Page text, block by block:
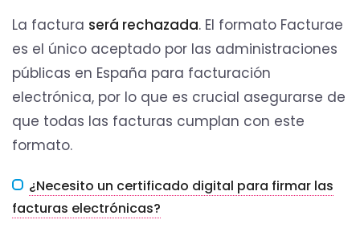
La factura será rechazada. El formato Facturae
es el único aceptado por las administraciones
públicas en España para facturación
electrónica, por lo que es crucial asegurarse de
que todas las facturas cumplan con este
formato.
¿Necesito un certificado digital para firmar las
facturas electrónicas?